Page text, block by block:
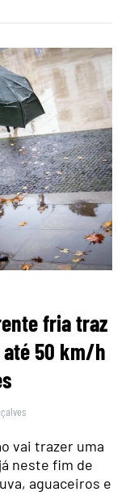
fria traz
50 km/h
vai trazer uma
neste fim de
aguaceiros e